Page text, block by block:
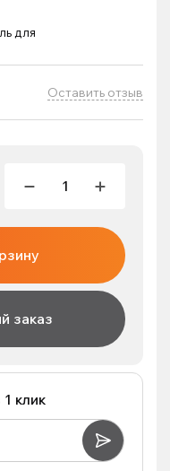
для
Оставить отзыв
заказ
клик